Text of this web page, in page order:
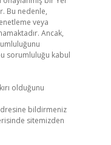
Bu nedenle,
veya
Ancak,
sorumluluğu kabul
olduğunu
bildirmeniz
sitemizden